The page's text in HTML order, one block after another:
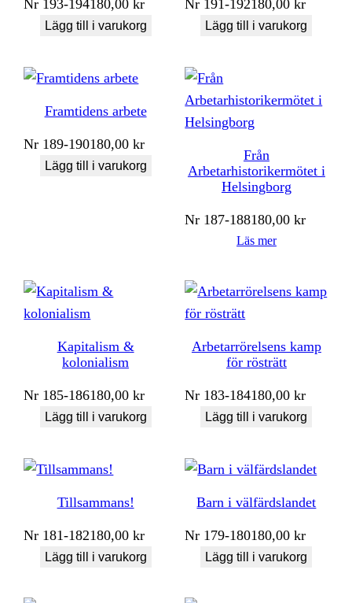
Nr 193-194180,00kr
Lägg till i varukorg
Nr 191-192180,00kr
Lägg till i varukorg
Framtidens arbete
Nr 189-190180,00kr
Lägg till i varukorg
Från
Arbetarhistorikermötet i
Helsingborg
Nr 187-188180,00kr
Läs mer
Kapitalism &
kolonialism
Nr 185-186180,00kr
Lägg till i varukorg
Arbetarrörelsens kamp
för rösträtt
Nr 183-184180,00kr
Lägg till i varukorg
Tillsammans!
Nr 181-182180,00kr
Lägg till i varukorg
Barn i välfärdslandet
Nr 179-180180,00kr
Lägg till i varukorg